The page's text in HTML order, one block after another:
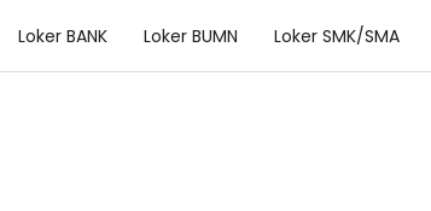
Loker BANK Loker BUMN Loker SMK/SMA